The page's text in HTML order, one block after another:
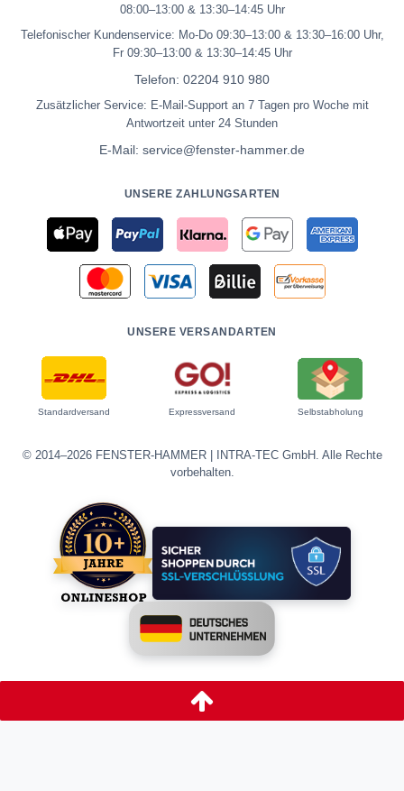
08:00–13:00 & 13:30–14:45 Uhr
Telefonischer Kundenservice: Mo-Do 09:30–13:00 & 13:30–16:00 Uhr,
Fr 09:30–13:00 & 13:30–14:45 Uhr
Telefon: 02204 910 980
Zusätzlicher Service: E-Mail-Support an 7 Tagen pro Woche mit
Antwortzeit unter 24 Stunden
E-Mail: service@fenster-hammer.de
UNSERE ZAHLUNGSARTEN
UNSERE VERSANDARTEN
Standardversand Expressversand Selbstabholung
© 2014–2026 FENSTER-HAMMER | INTRA-TEC GmbH. Alle Rechte
vorbehalten.